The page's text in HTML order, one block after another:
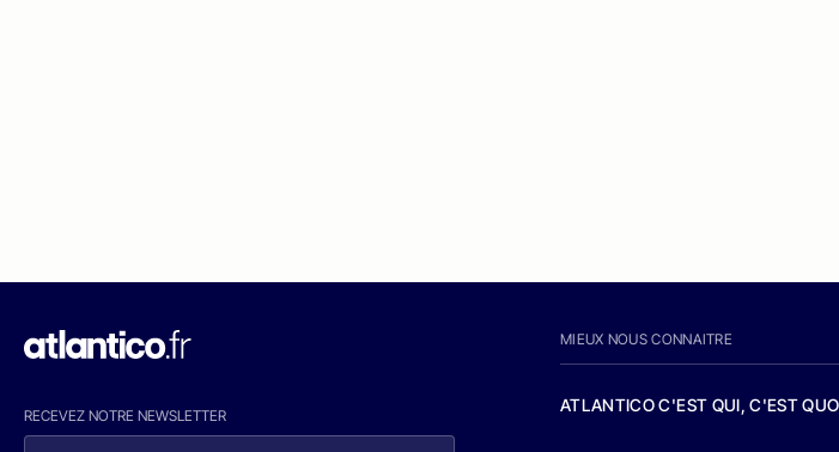
RECEVEZ NOTRE NEWSLETTER
MIEUX NOUS CONNAITRE
ATLANTICO C'EST QUI, C'EST